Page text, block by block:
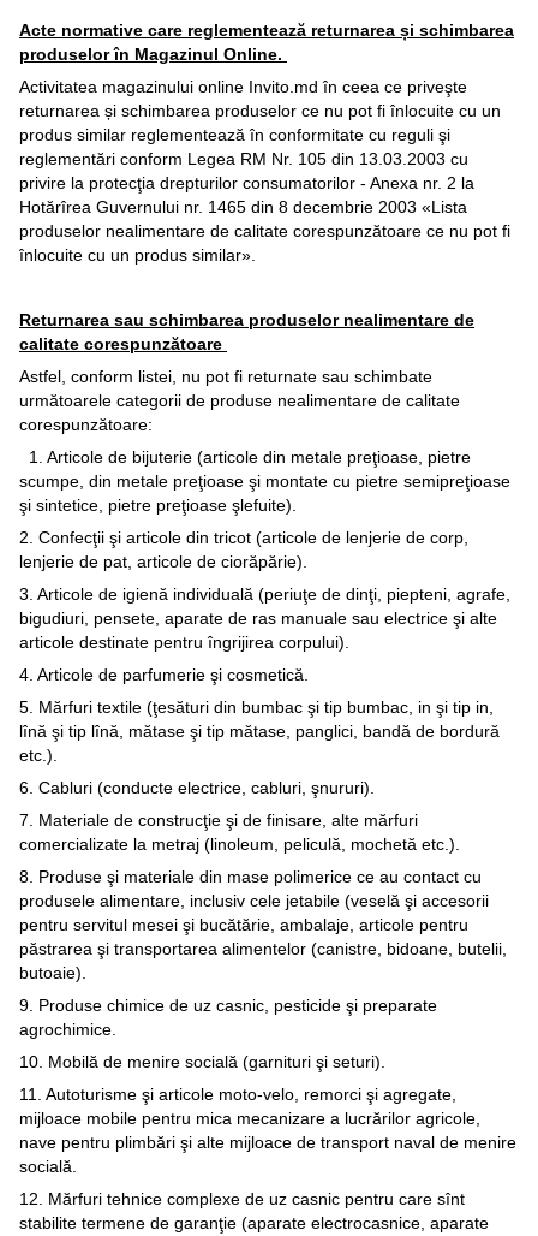
Acte normative care reglementează returnarea și schimbarea
produselor în Magazinul Online.
Activitatea magazinului online Invito.md în ceea ce priveşte
returnarea și schimbarea produselor ce nu pot fi înlocuite cu un
produs similar reglementează în conformitate cu reguli şi
reglementări conform Legea RM Nr. 105 din 13.03.2003 cu
privire la protecţia drepturilor consumatorilor - Anexa nr. 2 la
Hotărîrea Guvernului nr. 1465 din 8 decembrie 2003 «Lista
produselor nealimentare de calitate corespunzătoare ce nu pot fi
înlocuite cu un produs similar».
Returnarea sau schimbarea produselor nealimentare de
calitate corespunzătoare
Astfel, conform listei, nu pot fi returnate sau schimbate
următoarele categorii de produse nealimentare de calitate
corespunzătoare:
1. Articole de bijuterie (articole din metale preţioase, pietre
scumpe, din metale preţioase şi montate cu pietre semipreţioase
şi sintetice, pietre preţioase şlefuite).
2. Confecţii şi articole din tricot (articole de lenjerie de corp,
lenjerie de pat, articole de ciorăpărie).
3. Articole de igienă individuală (periuţe de dinţi, piepteni, agrafe,
bigudiuri, pensete, aparate de ras manuale sau electrice şi alte
articole destinate pentru îngrijirea corpului).
4. Articole de parfumerie şi cosmetică.
5. Mărfuri textile (ţesături din bumbac şi tip bumbac, in şi tip in,
lînă şi tip lînă, mătase şi tip mătase, panglici, bandă de bordură
etc.).
6. Cabluri (conducte electrice, cabluri, şnururi).
7. Materiale de construcţie şi de finisare, alte mărfuri
comercializate la metraj (linoleum, peliculă, mochetă etc.).
8. Produse şi materiale din mase polimerice ce au contact cu
produsele alimentare, inclusiv cele jetabile (veselă şi accesorii
pentru servitul mesei şi bucătărie, ambalaje, articole pentru
păstrarea şi transportarea alimentelor (canistre, bidoane, butelii,
butoaie).
9. Produse chimice de uz casnic, pesticide şi preparate
agrochimice.
10. Mobilă de menire socială (garnituri şi seturi).
11. Autoturisme şi articole moto-velo, remorci şi agregate,
mijloace mobile pentru mica mecanizare a lucrărilor agricole,
nave pentru plimbări şi alte mijloace de transport naval de menire
socială.
12. Mărfuri tehnice complexe de uz casnic pentru care sînt
stabilite termene de garanţie (aparate electrocasnice, aparate